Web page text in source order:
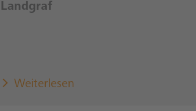
Landgraf
Weiterlesen